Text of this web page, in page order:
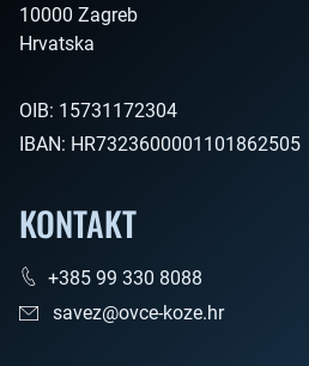
10000 Zagreb
Hrvatska
OIB: 15731172304
IBAN: HR7323600001101862505
KONTAKT
+385 99 330 8088
savez@ovce-koze.hr